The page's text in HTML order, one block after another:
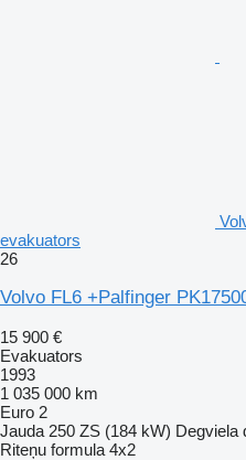
evakuators
26
Volvo FL6 +Palfinger
15 900 €
Evakuators
1993
1 035 000 km
Euro 2
Jauda 250 ZS (184 kW) Degviela
Riteņu formula 4x2